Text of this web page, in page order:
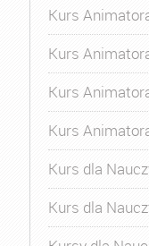
Kurs
Kurs
Kurs
Kurs
Kurs dla
Kurs dla